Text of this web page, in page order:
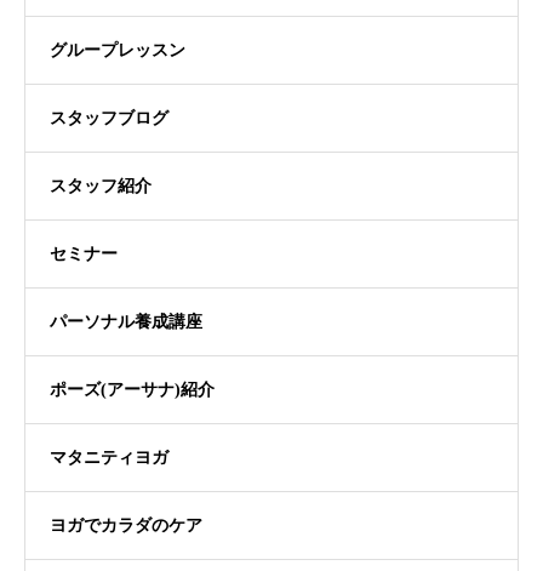
グループレッスン
スタッフブログ
スタッフ紹介
セミナー
パーソナル養成講座
ポーズ(アーサナ)紹介
マタニティヨガ
ヨガでカラダのケア